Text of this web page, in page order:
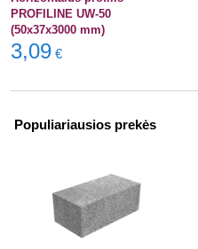
PROFILINE UW-50
(50x37x3000 mm)
3,09 €
Populiariausios prekės